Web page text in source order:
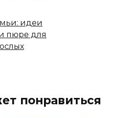
идеи
пюре для
понравиться